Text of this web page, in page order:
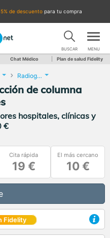
de descuento para tu compra
BUSCAR MENU
Chat Médico Plan de salud Fidelity
Radiografía. Una proyección de columna dorsal-lumbar
de columna
hospitales, clínicas y
€
Cita rápida
19 €
El más cercano
10 €
Fidelity